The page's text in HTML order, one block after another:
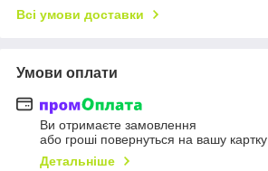
Всі умови доставки
Умови оплати
Ви отримаєте замовлення
або гроші повернуться на вашу картку
Детальніше